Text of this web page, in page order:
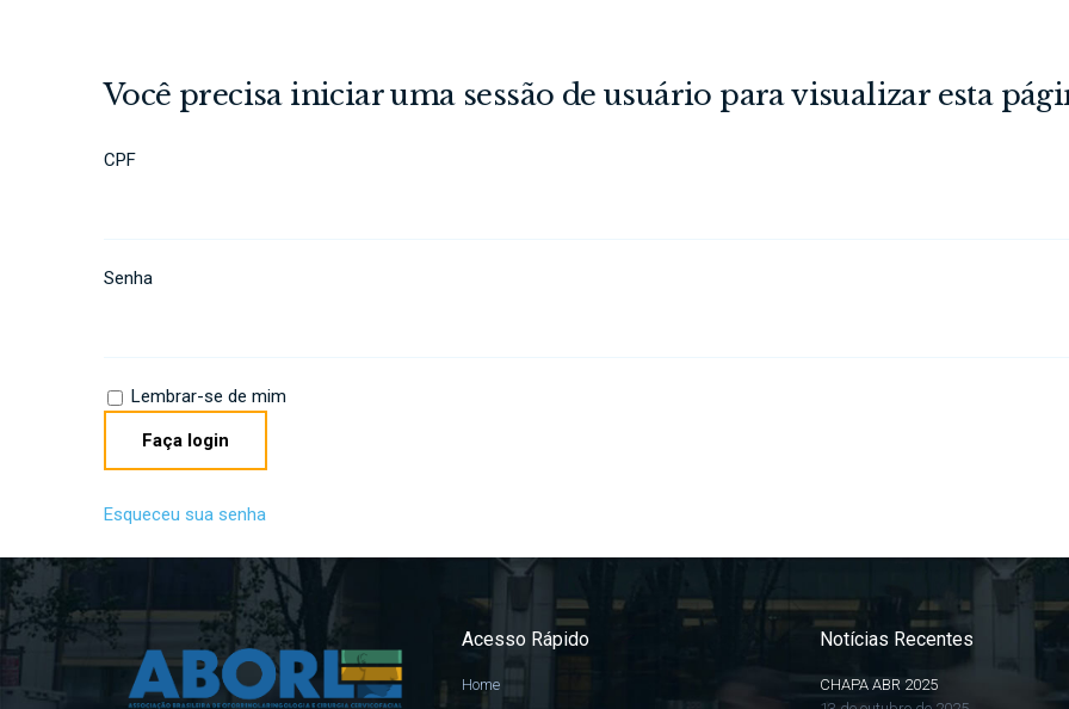
Você precisa iniciar uma sessão de usuário para visualizar esta
CPF
Senha
Lembrar-se de mim
Esqueceu sua senha
Acesso Rápido
Home
Notícias Recentes
CHAPA ABR 2025